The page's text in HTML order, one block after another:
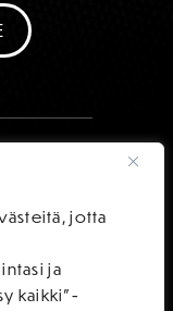
jotta
ja
kaikki"-